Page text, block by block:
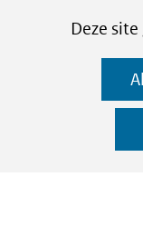
CookiesDeze